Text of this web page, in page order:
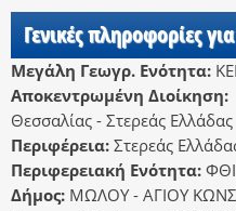
Γενικές πληροφορίες
Μεγάλη Γεωγρ. Ενότητα:
Αποκεντρωμένη Διοίκηση:
Θεσσαλίας - Στερεάς Ελλάδας
Περιφέρεια: Στερεάς
Περιφερειακή Ενότητα:
Δήμος: ΜΩΛΟΥ - ΑΓΙΟΥ